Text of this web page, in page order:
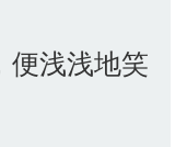
浅浅地笑